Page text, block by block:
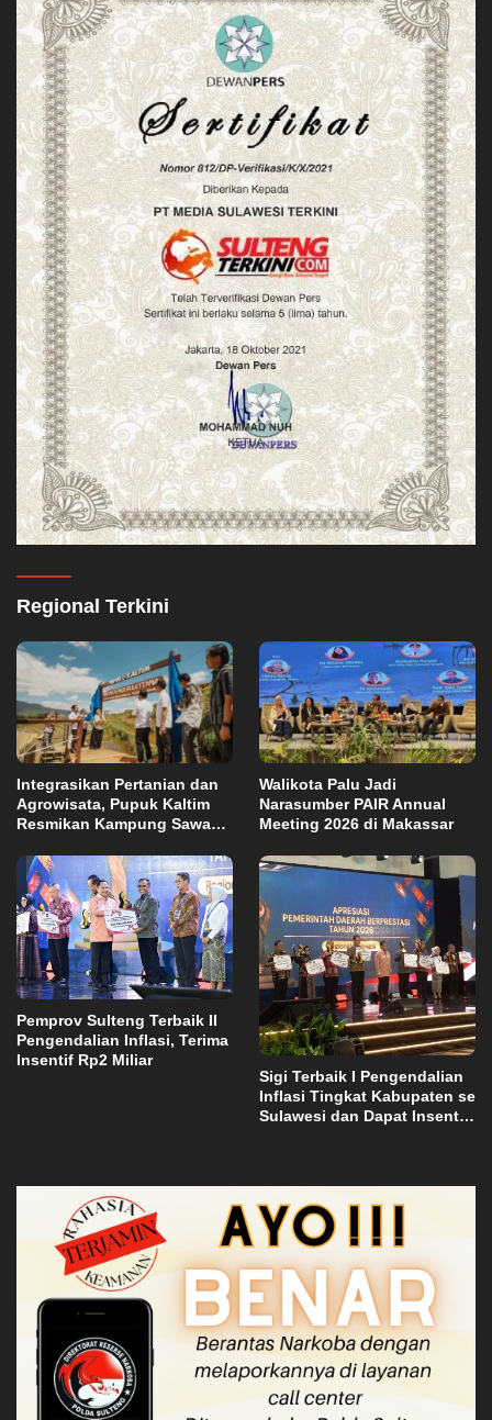
Regional Terkini
Integrasikan Pertanian dan
Agrowisata, Pupuk Kaltim
Resmikan Kampung Sawah
Walikota Palu Jadi
Narasumber PAIR Annual
Meeting 2026 di Makassar
Pemprov Sulteng Terbaik II
Pengendalian Inflasi, Terima
Insentif Rp2 Miliar
Sigi Terbaik I Pengendalian
Inflasi Tingkat Kabupaten se
Sulawesi dan Dapat Insentif